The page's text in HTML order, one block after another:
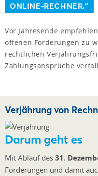
ONLINE-RECHNER."
Vor Jahresende
offenen Forderungen zu
rechtlichen
Zahlungsansprüche
Verjährung von
Darum geht es
Mit Ablauf des 31.
Forderungen und damit